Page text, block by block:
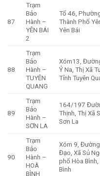
87
Trạm
Bảo
Hành –
YÊN BÁI
2
Tổ 46,
Thành Phố
Yên Bái
88
Trạm
Bảo
Hành –
TUYÊN
QUANG
Xóm13,
Ỷ Na, Thị Xã
Tỉnh Tuyên
89
Trạm
Bảo
Hành –
SƠN LA
164/197
Thịnh, Thị Xã
Sơn La
90
Trạm
Bảo
Hành –
HOÀ
BÌNH
Xóm 9,
Đạo, Xã Sủ
phố Hòa Bình,
Bình